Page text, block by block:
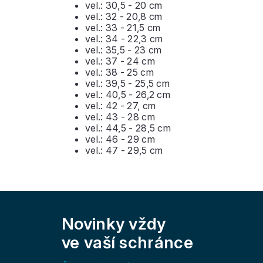
vel.: 30,5 - 20 cm
vel.: 32 - 20,8 cm
vel.: 33 - 21,5 cm
vel.: 34 - 22,3 cm
vel.: 35,5 - 23 cm
vel.: 37 - 24 cm
vel.: 38 - 25 cm
vel.: 39,5 - 25,5 cm
vel.: 40,5 - 26,2 cm
vel.: 42 - 27, cm
vel.: 43 - 28 cm
vel.: 44,5 - 28,5 cm
vel.: 46 - 29 cm
vel.: 47 - 29,5 cm
Novinky vždy
ve vaší schránce